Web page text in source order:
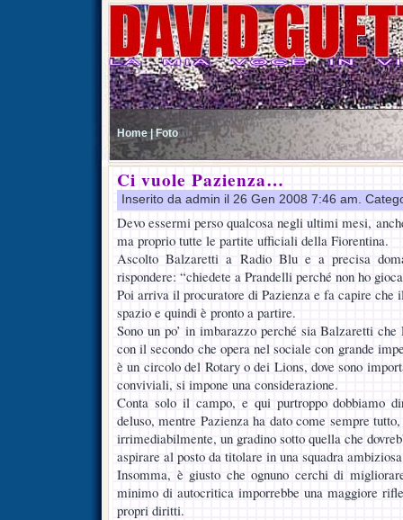
Home | Foto
Ci vuole Pazienza…
Inserito da admin il 26 Gen 2008 7:46 am.
Devo essermi perso qualcosa negli ultimi mesi,
ma proprio tutte le partite ufficiali della Fiorentina.
Ascolto Balzaretti a Radio Blu e a precisa
rispondere: “chiedete a Prandelli perché non ho
Poi arriva il procuratore di Pazienza e fa capire che
spazio e quindi è pronto a partire.
Sono un po’ in imbarazzo perché sia Balzaretti che
con il secondo che opera nel sociale con grande
è un circolo del Rotary o dei Lions, dove sono
conviviali, si impone una considerazione.
Conta solo il campo, e qui purtroppo dobbiamo
deluso, mentre Pazienza ha dato come sempre
irrimediabilmente, un gradino sotto quella che
aspirare al posto da titolare in una squadra
Insomma, è giusto che ognuno cerchi di
minimo di autocritica imporrebbe una maggiore
propri diritti.